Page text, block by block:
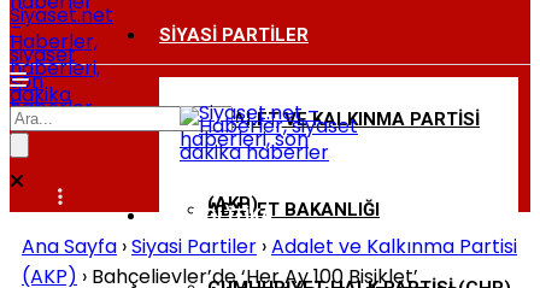
Siyaset.net
–
Haberler,
siyaset
haberleri,
son
dakika
haberler
SIYASI PARTILER
ADALET VE KALKINMA PARTISI
(AKP)
BAKANLIKLAR
ADALET BAKANLIĞI
DIŞ POLITIKA
Ana Sayfa ›Siyasi Partiler ›Adalet ve Kalkınma Partisi
(AKP) › Bahçelievler’de ‘Her Ay 100 Bisiklet’